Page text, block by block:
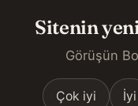
Sitenin
Görüşün
Çok iyi İyi